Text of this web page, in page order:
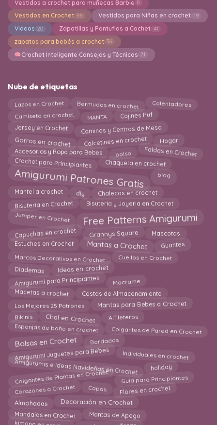
Vestidos a crochet para muñecas Barbie 8
Vestidos en Crochet 99 Vestidos para Niñas en crochet 19
Videos 20 Zapatillas y Pantuflas a Cochet 41
zapatos para bebés a crochet 36
Crochet Inteligente Consejos y Técnicas 21
Nube de etiquetas
Lazos en Crochet Bermudas en crochet Calentadores
Camiseta en crochet MANTA Cojines Puf
Jersey en Crochet Caminos y Centros de Mesa
Gorros en crochet Calcetines en crochet Hogar
Accesorios y Ropa para Bebes bolso Faldas en Crochet
Crochet para Principiantes Chaqueta en crochet
Amigurumi Patrones Gratis blog
Mantel a crochet diy Chalecos en crochet
Bisutería en Crochet Bisuteria y Joyeria en Crochet
Jumper en Crochet Free Patterns Amigurumi
Capuchas en crochet Grannys Square
Mascotas
Estuches en Crochet
Mantas a Crochet Guantes
Marcos Decorativos en Crochet Cuellos en Crochet
Diademas Ideas en crochet
Amigurumi para Principiantes Macrame
Macetas a crochet
Cestas de Almacenamiento
Los Mejores 25 Patrones
Mantas para Bebes a Crochet
Bikinis Chal en Crochet Alfileteros
Esponjas de baño en crochet Colgantes de Pared en Crochet
Bolsas en Crochet Bordados
Amigurumi Juguetes para Bebes Individuales en crochet
Amigurumis e Ideas Navideñas en Crochet holiday
Colgantes de Plantas en Crochet Guía para Principiantes
Corazones a Crochet Capas Flores en crochet
Almohadas Decoración en Crochet
Mandalas en Crochet Mantas de Apego